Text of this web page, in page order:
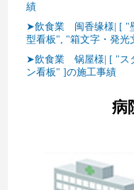
績
➤飲食業 闽香缘様| [ "
型看板", "箱文字・発光
➤飲食業 锅屋様| [ "ス
ン看板" ]の施工事績
病